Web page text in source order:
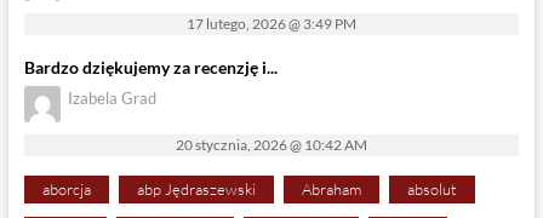
17 lutego, 2026 @ 3:49 PM
Bardzo dziękujemy za recenzję i...
Izabela Grad
20 stycznia, 2026 @ 10:42 AM
aborcja abp Jędraszewski Abraham absolut